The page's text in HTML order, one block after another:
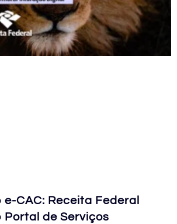
CAC: Receita Federal
Portal de Serviços